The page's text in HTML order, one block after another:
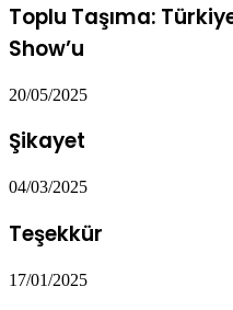
Toplu Taşıma:
Show’u
20/05/2025
Şikayet
04/03/2025
Teşekkür
17/01/2025